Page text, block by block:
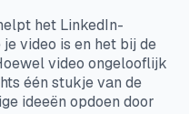
het LinkedIn-
video is en het bij de
video ongelooflijk
één stukje van de
ideeën opdoen door